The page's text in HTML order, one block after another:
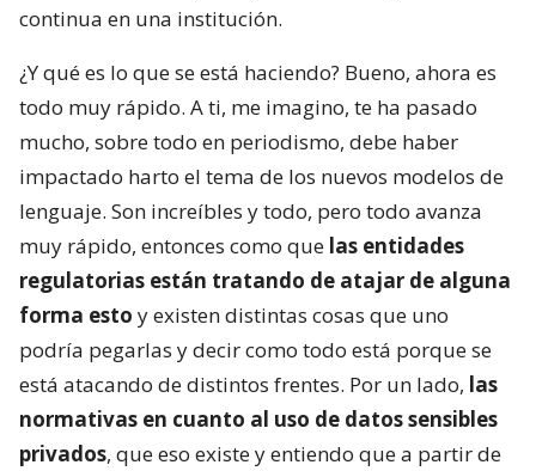
continua en una institución.
¿Y qué es lo que se está haciendo? Bueno, ahora es
todo muy rápido. A ti, me imagino, te ha pasado
mucho, sobre todo en periodismo, debe haber
impactado harto el tema de los nuevos modelos de
lenguaje. Son increíbles y todo, pero todo avanza
muy rápido, entonces como que las entidades
regulatorias están tratando de atajar de alguna
forma esto y existen distintas cosas que uno
podría pegarlas y decir como todo está porque se
está atacando de distintos frentes. Por un lado, las
normativas en cuanto al uso de datos sensibles
privados, que eso existe y entiendo que a partir de